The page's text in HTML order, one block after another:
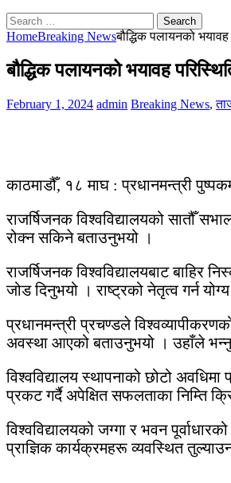
Search
for:
HomeBreaking Newsबौद्धिक पलायनको भयावह
बौद्धिक पलायनको भयावह
February 1, 2024 admin Breaking News,
काठमाडौँ, १८ माघ : प्रधानमन्त्री
राजर्षिजनक विश्वविद्यालयको सातौँ
रोक्न सकिने बताउनुभयो ।
राजर्षिजनक विश्वविद्यालयबाट बाहिर
जोड दिनुभयो । राष्ट्रको नेतृत्व गर्न
प्रधानमन्त्री प्रचण्डले
अवस्था आएको बताउनुभयो । उहाँले
विश्वविद्यालय स्थापनाको छोटो
प्रकट गर्दै अपेक्षित सफलताका निम्ति
विश्वविद्यालयको जग्गा र भवन
प्राज्ञिक कार्यक्रमहरू व्यवस्थित